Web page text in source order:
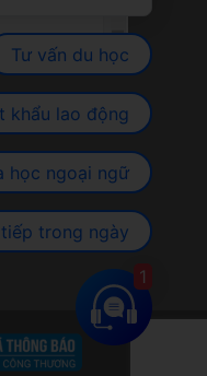
Tư vấn du học
khẩu lao động
học ngoại ngữ
trong ngày
1